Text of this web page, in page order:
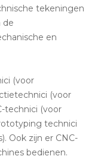
tekeningen
de
en
(voor
(voor
technici (voor
technici
Ook zijn er CNC-
bedienen.